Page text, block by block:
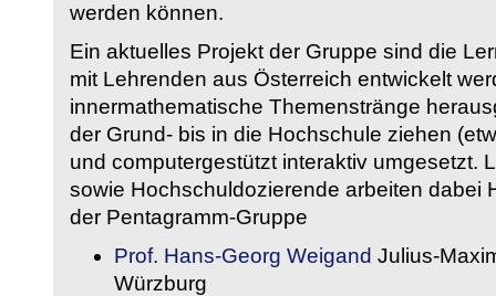
werden können.
Ein aktuelles Projekt der Gruppe sind die
mit Lehrenden aus Österreich entwickelt
innermathematische Themenstränge
der Grund- bis in die Hochschule ziehen
und computergestützt interaktiv umgesetzt.
sowie Hochschuldozierende arbeiten dabei
der Pentagramm-Gruppe
Prof. Hans-Georg Weigand Julius-
Würzburg